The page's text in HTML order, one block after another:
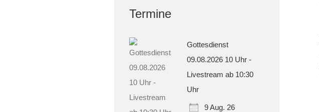
Termine
Gottesdienst
09.08.2026 10 Uhr -
Livestream ab 10:30
Uhr
9 Aug. 26